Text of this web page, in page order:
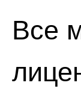
Все